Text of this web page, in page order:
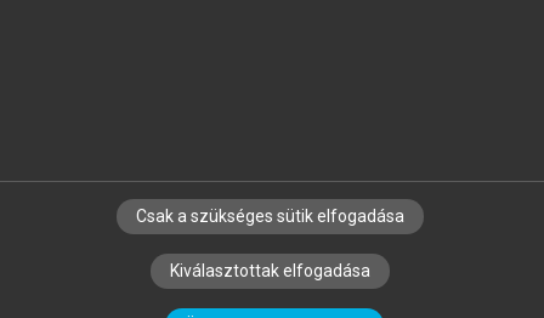
SZERZŐKNEK CÉGEKNEK KÖNYVTÁROSOKNAK
SZERKESZTÉSI ÉS LEKTORÁLÁSI ALAPELVEK
Csak a szükséges sütik elfogadása
Kiválasztottak elfogadása